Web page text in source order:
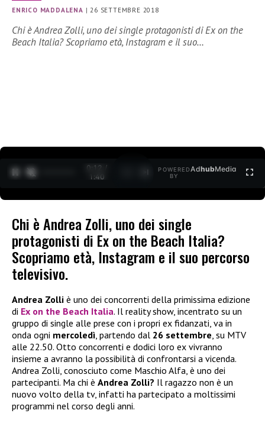
ENRICO MADDALENA |26 SETTEMBRE 2018
Chi è Andrea Zolli, uno dei single protagonisti di Ex on the
Beach Italia? Scopriamo età, Instagram e il suo…
0:12 /
1:40
POWERED
BY
AdhubMedia
Chi è Andrea Zolli, uno dei single
protagonisti di Ex on the Beach Italia?
Scopriamo età, Instagram e il suo percorso
televisivo.
Andrea Zolli è uno dei concorrenti della primissima edizione
di Ex on the Beach Italia. Il reality show, incentrato su un
gruppo di single alle prese con i propri ex fidanzati, va in
onda ogni mercoledì, partendo dal 26 settembre, su MTV
alle 22.50. Otto concorrenti e dodici loro ex vivranno
insieme a avranno la possibilità di confrontarsi a vicenda.
Andrea Zolli, conosciuto come Maschio Alfa, è uno dei
partecipanti. Ma chi è Andrea Zolli? Il ragazzo non è un
nuovo volto della tv, infatti ha partecipato a moltissimi
programmi nel corso degli anni.